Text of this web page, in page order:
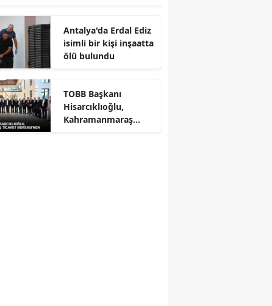
Antalya'da Erdal Ediz
isimli bir kişi inşaatta
ölü bulundu
TOBB Başkanı
Hisarcıklıoğlu,
Kahramanmaraş